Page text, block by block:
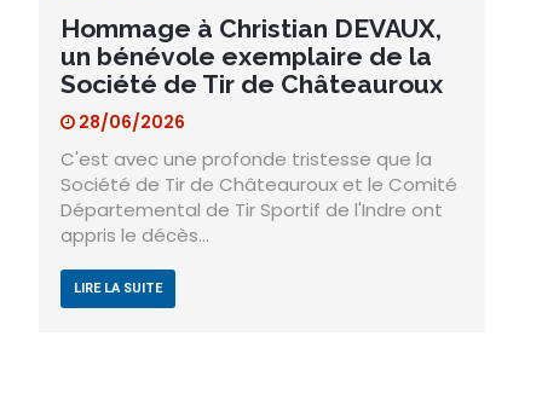
Hommage à Christian DEVAUX,
un bénévole exemplaire de la
Société de Tir de Châteauroux
28/06/2026
C'est avec une profonde tristesse que la
Société de Tir de Châteauroux et le Comité
Départemental de Tir Sportif de l'Indre ont
appris le décès…
LIRE LA SUITE